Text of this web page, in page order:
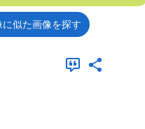
に似た画像を探す